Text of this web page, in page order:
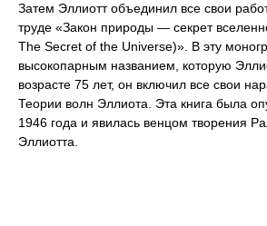
Затем Эллиотт объединил все свои
труде «Закон природы — секрет
The Secret of the Universe)». В эту
высокопарным названием, которую
возрасте 75 лет, он включил все свои
Теории волн Эллиота. Эта книга была
1946 года и явилась венцом творения
Эллиотта.